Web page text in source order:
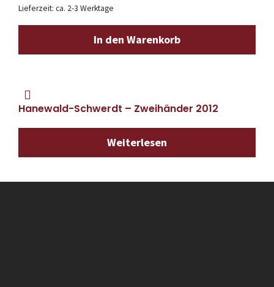
Lieferzeit: ca. 2-3 Werktage
In den Warenkorb
Hanewald-Schwerdt – Zweihänder 2012
Weiterlesen